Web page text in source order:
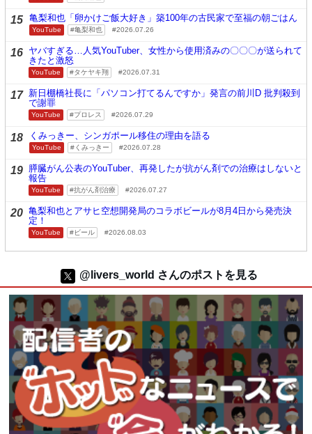
15 亀梨和也「卵かけご飯大好き」築100年の古民家で至福の朝ごはん
YouTube 亀梨和也 2026.07.26
16 ヤバすぎる…人気YouTuber、女性から使用済みの〇〇〇が送られて
きたと激怒
YouTube タケヤキ翔 2026.07.31
17 新日棚橋社長に「パソコン打てるんですか」発言の前川D 批判殺到
で謝罪
YouTube プロレス 2026.07.29
18 くみっきー、シンガポール移住の理由を語る
YouTube くみっきー 2026.07.28
19 膵臓がん公表のYouTuber、再発したが抗がん剤での治療はしないと
報告
YouTube 抗がん剤治療 2026.07.27
20 亀梨和也とアサヒ空想開発局のコラボビールが8月4日から発売決
定！
YouTube ビール 2026.08.03
@livers_world さんのポストを見る